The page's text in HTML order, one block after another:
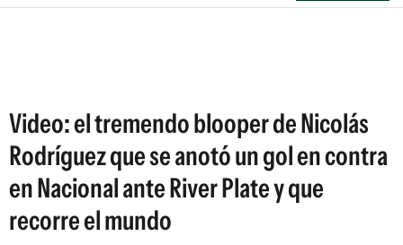
ARGENTINA
Video: el tremendo blooper de Nicolás
Rodríguez que se anotó un gol en contra
en Nacional ante River Plate y que
recorre el mundo